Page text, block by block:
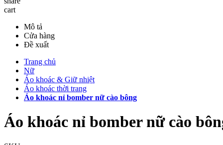
cart
Mô tả
Cửa hàng
Đề xuất
Trang chủ
Nữ
Áo khoác & Giữ nhiệt
Áo khoác thời trang
Áo khoác nỉ bomber nữ cào bông
Áo khoác nỉ bomber nữ cào